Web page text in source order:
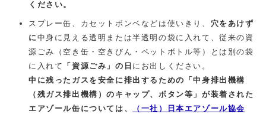
ください。
スプレー缶、カセットボンベなどは使いきり、 穴をあけず
に中身に見える透明または半透明の袋に入れて、従来の資
源ごみ（空き缶・空きびん・ペットボトル等）とは別の袋
に入れて 「資源ごみ」の日 にお出しください。
中に残ったガスを安全に排出するための「中身排出機構
（残ガス排出機構）のキャップ、ボタン等」が装着された
エアゾール缶については、
（一社）日本エアゾール協会